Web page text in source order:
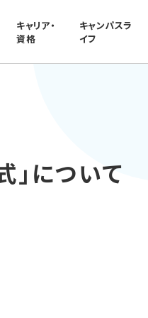
キャリア・
資格
キャンパスラ
イフ
について